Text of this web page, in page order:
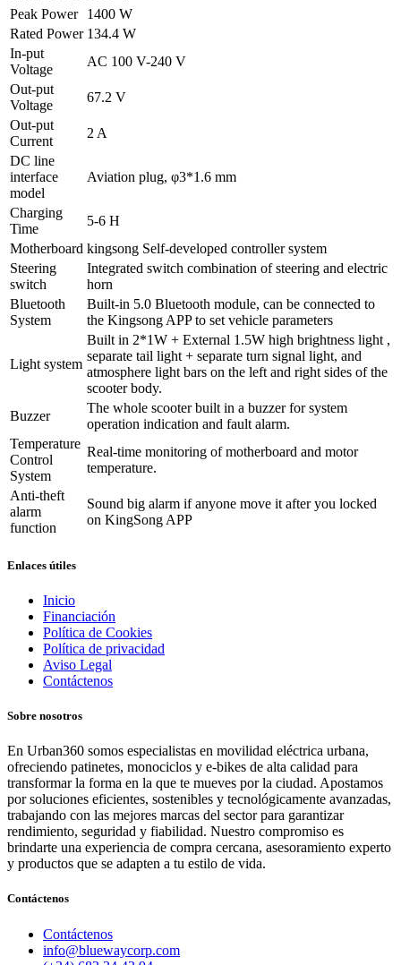
Peak Power
1400 W
Rated Power 134.4 W
In-put
Voltage
AC 100 V-240 V
Out-put
Voltage
67.2 V
Out-put
Current
2 A
DC line
interface
model
Aviation plug, φ3*1.6 mm
Charging
Time
5-6 H
Motherboard kingsong Self-developed controller system
Steering
switch
Integrated switch combination of steering and electric
horn
Bluetooth
System
Built-in 5.0 Bluetooth module, can be connected to
the Kingsong APP to set vehicle parameters
Light system
Built in 2*1W + External 1.5W high brightness light ,
separate tail light + separate turn signal light, and
atmosphere light bars on the left and right sides of the
scooter body.
Buzzer
The whole scooter built in a buzzer for system
operation indication and fault alarm.
Temperature
Control
System
Real-time monitoring of motherboard and motor
temperature.
Anti-theft
alarm
function
Sound big alarm if anyone move it after you locked
on KingSong APP
Enlaces útiles
Inicio
Financiación
Política de Cookies
Política de privacidad
Aviso Legal
Contáctenos
Sobre nosotros
En Urban360 somos especialistas en movilidad eléctrica urbana,
ofreciendo patinetes, monociclos y e-bikes de alta calidad para
transformar la forma en la que te mueves por la ciudad. Apostamos
por soluciones eficientes, sostenibles y tecnológicamente avanzadas,
trabajando con las mejores marcas del sector para garantizar
rendimiento, seguridad y fiabilidad. Nuestro compromiso es
brindarte una experiencia de compra cercana, asesoramiento experto
y productos que se adapten a tu estilo de vida.
Contáctenos
Contáctenos
info@bluewaycorp.com